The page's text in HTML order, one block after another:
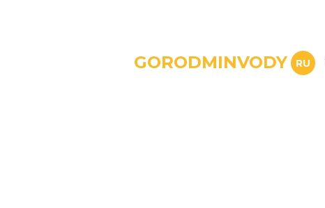
GORODMINVODY RU